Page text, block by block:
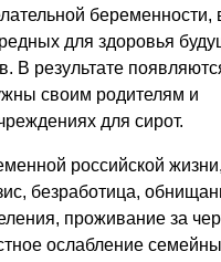
беременности,
для здоровья
В результате
своим родителям и
для сирот.
российской
безработица,
проживание за
ослабление